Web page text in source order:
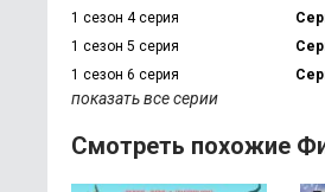
1 сезон 4 серия
1 сезон 5 серия
1 сезон 6 серия
показать все серии
Смотреть похожие